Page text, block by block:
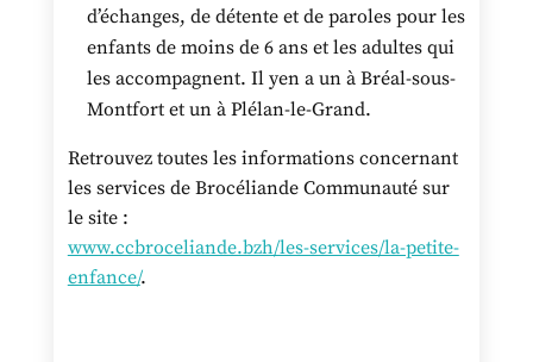
d’échanges, de détente et de paroles pour les
enfants de moins de 6 ans et les adultes qui
les accompagnent. Il yen a un à Bréal-sous-
Montfort et un à Plélan-le-Grand.
Retrouvez toutes les informations concernant
les services de Brocéliande Communauté sur
le site :
www.ccbroceliande.bzh/les-services/la-petite-
enfance/.